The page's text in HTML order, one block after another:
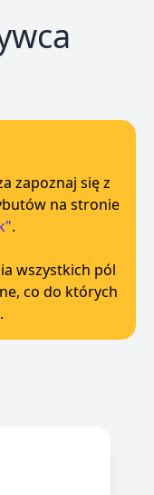
zapoznaj się z
na stronie
.
wszystkich pól
co do których